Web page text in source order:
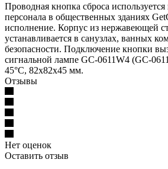
Проводная кнопка сброса используется
персонала в общественных зданиях
исполнение. Корпус из нержавеющей
устанавливается в санузлах, ванных
безопасности. Подключение кнопки
сигнальной лампе GC-0611W4 (GC-
45°С, 82х82х45 мм.
Отзывы
Нет оценок
Оставить отзыв